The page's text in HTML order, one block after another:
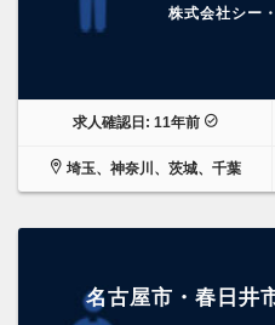
株式会社シー
求人確認日: 11年前
埼玉、神奈川、茨城、千葉
名古屋市・春日